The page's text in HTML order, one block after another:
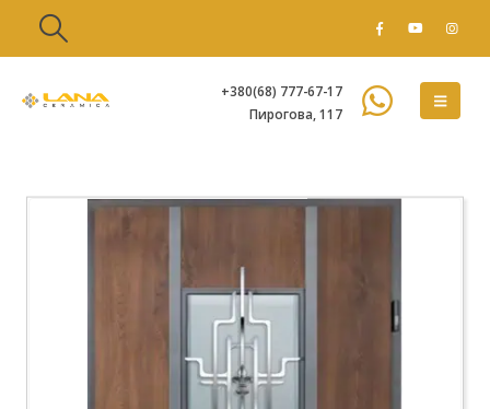
+380(68) 777-67-17
Пирогова, 117